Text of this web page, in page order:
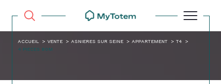
ACCUEIL VENTE ASNIERES SUR SEINE APPARTEMENT
T4
4 PIECES 80M